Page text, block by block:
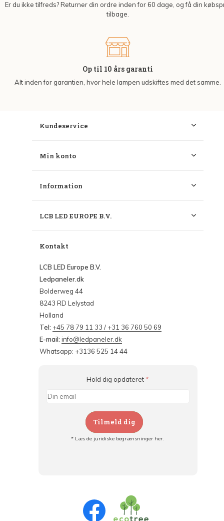
Er du ikke tilfreds? Returner din ordre inden for 60 dage, og få din
tilbage.
Op til 10 års garanti
Alt inden for garantien, hvor hele lampen udskiftes med det samme.
Kundeservice
Min konto
Information
LCB LED EUROPE B.V.
Kontakt
LCB LED Europe B.V.
Ledpaneler.dk
Bolderweg 44
8243 RD Lelystad
Holland
Tel: +45 78 79 11 33 / +31 36 760 50 69
E-mail: info@ledpaneler.dk
Whatsapp: +3136 525 14 44
Hold dig opdateret *
Tilmeld dig
* Læs de juridiske begrænsninger her.